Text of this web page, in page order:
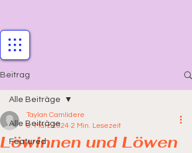
Beitrag
Alle Beiträge
Featured
Alle Beiträge
Löwinnen und Löwen
Taylan Camlidere
8. März 2024 2 Min. Lesezeit